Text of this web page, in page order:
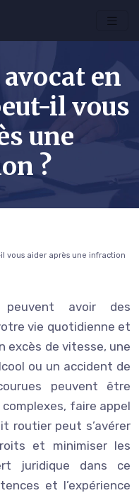
en
il vous
une
?
vous aider après une infraction
avoir des
vie quotidienne et
excès de vitesse, une
ou un accident de
peuvent être
faire appel
routier peut s’avérer
et minimiser les
juridique dans ce
et l’expérience